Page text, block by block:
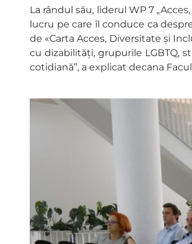
La rândul său, liderul WP 7
lucru pe care îl conduce ca
de «Carta Acces, Diversitate și
cu dizabilități, grupurile LGBTQ,
cotidiană”, a explicat decana